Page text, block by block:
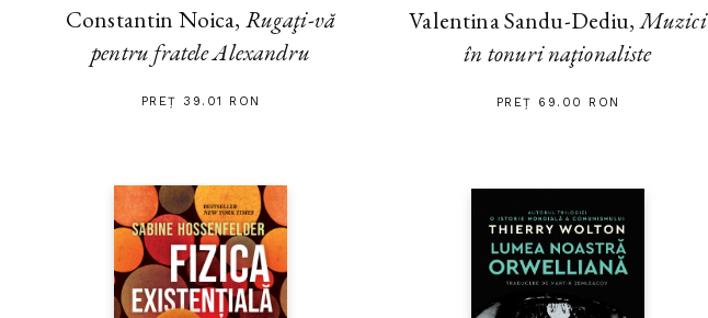
Constantin Noica, Rugaţi-vă
pentru fratele Alexandru
PREȚ 39.01 RON
Valentina Sandu-Dediu,Muzici
în tonuri naţionaliste
PREȚ 69.00 RON